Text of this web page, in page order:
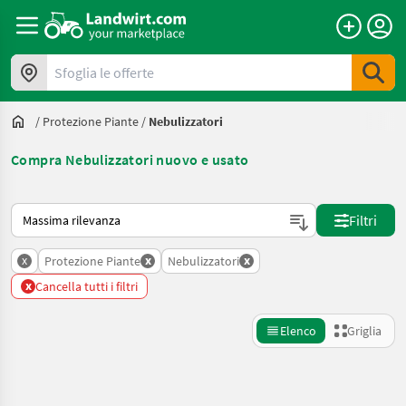
Sfoglia le offerte
/ Protezione Piante / Nebulizzatori
Compra Nebulizzatori nuovo e usato
Ecco come viene ordinato su Landwirt.com
Filtri
x Protezione Piante x Nebulizzatori x
x Cancella tutti i filtri
Elenco Griglia